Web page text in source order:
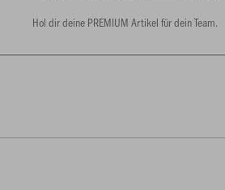
Hol dir deine PREMIUM Artikel für dein Team.